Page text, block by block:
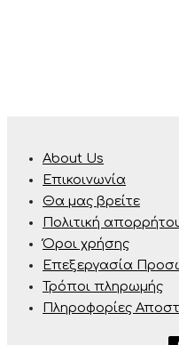
About Us
Επικοινωνία
Θα μας βρείτε
Πολιτική
Όροι χρήσης
Επεξεργασία
Τρόποι πληρωμής
Πληροφορίες